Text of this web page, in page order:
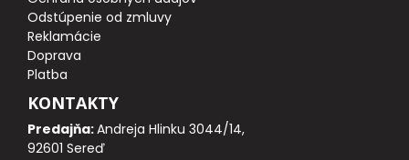
Odstúpenie od zmluvy
Reklamácie
Doprava
Platba
KONTAKTY
Predajňa:Andreja Hlinku 3044/14,
92601 Sereď
MONTÁŽE A KLIPY
HADIČKY, PREVLEKY, ROVNÁTKA